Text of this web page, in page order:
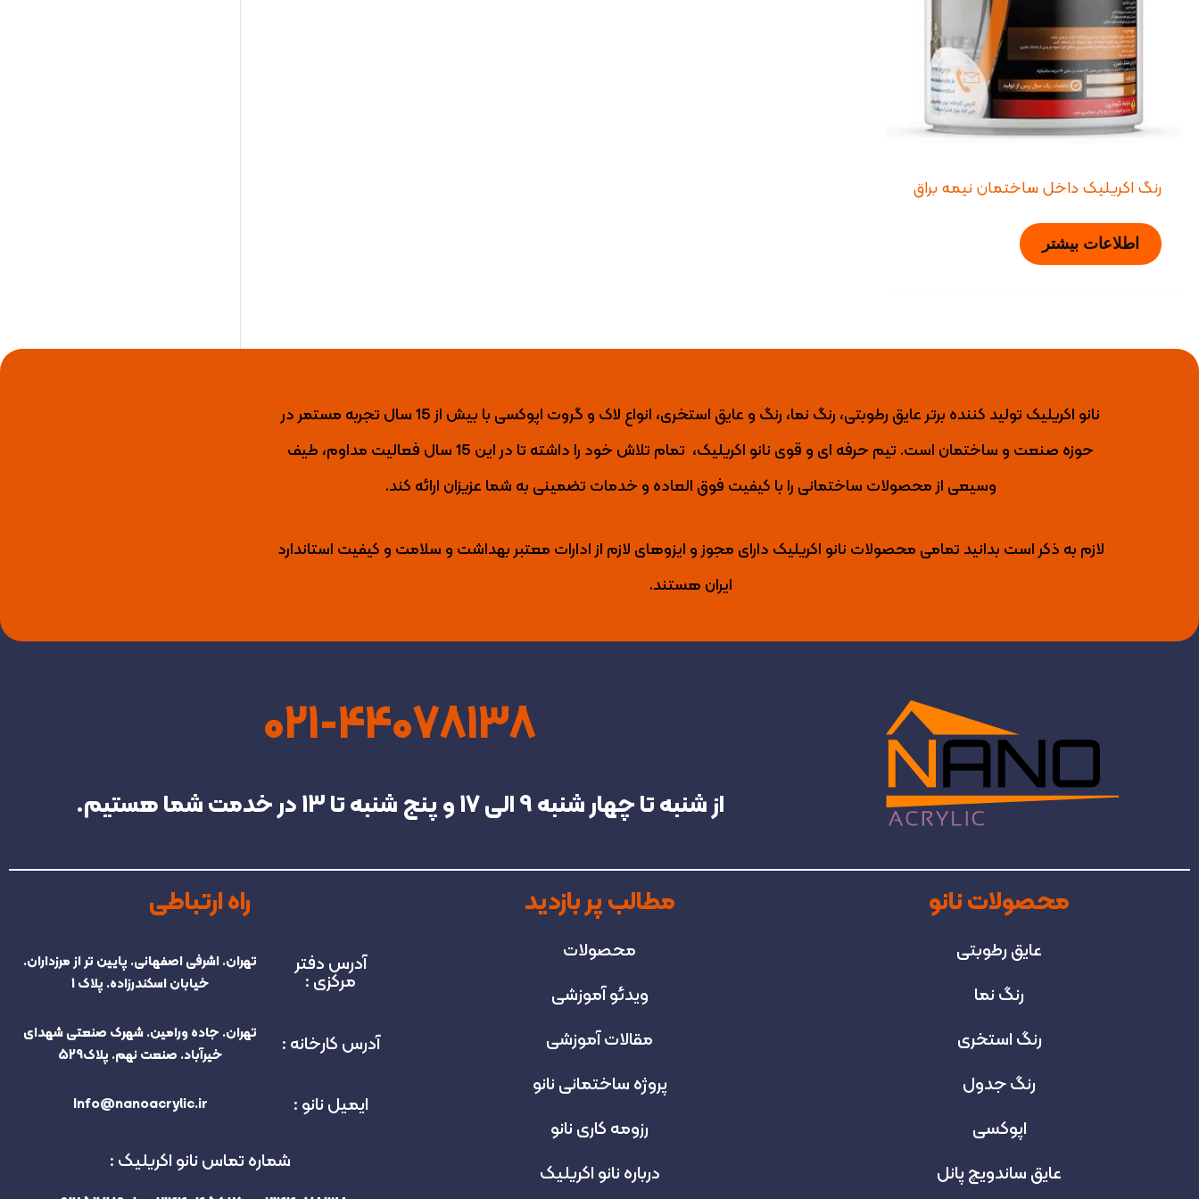
رنگ اکریلیک داخل ساختمان نیمه براق
اطلاعات بیشتر
نانو اکریلیک تولید کننده برتر عایق رطوبتی، رنگ نما، رنگ و عایق استخری، انواع لاک و گروت اپوکسی با بیش از 15 سال تجربه مستمر در
حوزه صنعت و ساختمان است. تیم حرفه ای و قوی نانو اکریلیک، تمام تلاش خود را داشته تا
در این 15 سال فعالیت مداوم، طیف
وسیعی از محصولات ساختمانی را با کیفیت فوق العاده و خدمات تضمینی به شما عزیزان ارائه کند.
لازم به ذکر است بدانید تمامی محصولات نانو اکریلیک دارای مجوز و ایزوهای لازم از ادارات معتبر بهداشت و سلامت و کیفیت استاندارد
ایران هستند.
021-44078138
از شنبه تا چهار شنبه‌ 9 الی 17 و پنج شنبه تا 13 در خدمت شما هستیم.
محصولات نانو
عایق رطوبتی
رنگ نما
رنگ استخری
رنگ جدول
اپوکسی
عایق ساندویچ پانل
مطالب پر بازدید
محصولات
ویدئو آموزشی
مقالات آموزشی
پروژه‌ ساختمانی نانو
رزومه کاری نانو
درباره نانو اکریلیک
راه ارتباطی
آدرس دفتر
مرکزی :
تهران. اشرفی اصفهانی. پایین تر از مرزداران.
خیابان اسکندرزاده. پلاک 1
آدرس کارخانه :
تهران. جاده ورامین. شهرک صنعتی شهدای
خیرآباد. صنعت نهم. پلاک529
ایمیل نانو : Info@nanoacrylic.ir
شماره تماس نانو اکریلیک :